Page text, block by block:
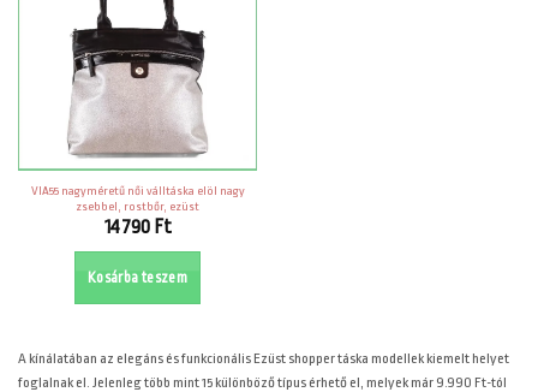
VIA55 nagyméretű női válltáska elöl nagy
zsebbel, rostbőr, ezüst
14790 Ft
Kosárba teszem
A kínálatában az elegáns és funkcionális Ezüst shopper táska modellek kiemelt helyet
foglalnak el. Jelenleg több mint 15 különböző típus érhető el, melyek már 9.990 Ft-tól